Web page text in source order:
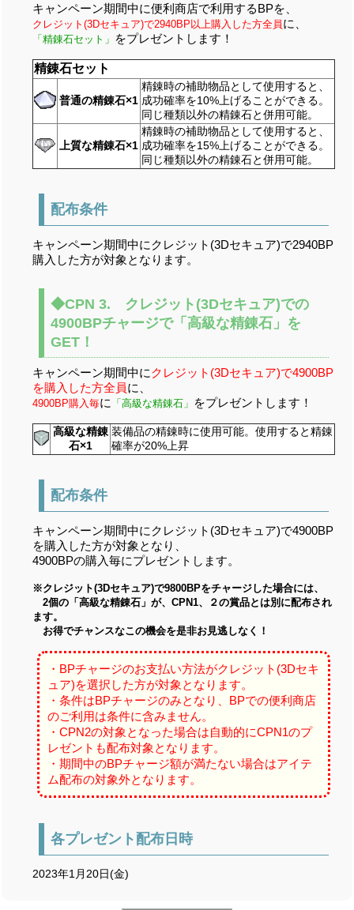
キャンペーン期間中に便利商店で利用するBPを、
クレジット(3Dセキュア)で2940BP以上購入した方全員 に、
「精錬石セット」 をプレゼントします！
精錬石セット
普通の精錬石×1
精錬時の補助物品として使用すると、
成功確率を10%上げることができる。
同じ種類以外の精錬石と併用可能。
上質な精錬石×1
精錬時の補助物品として使用すると、
成功確率を15%上げることができる。
同じ種類以外の精錬石と併用可能。
配布条件
キャンペーン期間中にクレジット(3Dセキュア)で2940BP
購入した方が対象となります。
◆CPN 3. クレジット(3Dセキュア)での
4900BPチャージで「高級な精錬石」を
GET！
キャンペーン期間中にクレジット(3Dセキュア)で4900BP
を購入した方全員に、
4900BP購入毎に 「高級な精錬石」 をプレゼントします！
高級な精錬
石×1
装備品の精錬時に使用可能。使用すると精錬
確率が20%上昇
配布条件
キャンペーン期間中にクレジット(3Dセキュア)で4900BP
を購入した方が対象となり、
4900BPの購入毎にプレゼントします。
※クレジット(3Dセキュア)で9800BPをチャージした場合には、
2個の「高級な精錬石」が、CPN1、２の賞品とは別に配布され
ます。
お得でチャンスなこの機会を是非お見逃しなく！
・BPチャージのお支払い方法がクレジット(3Dセキ
ュア)を選択した方が対象となります。
・条件はBPチャージのみとなり、BPでの便利商店
のご利用は条件に含みません。
・CPN2の対象となった場合は自動的にCPN1のプ
レゼントも配布対象となります。
・期間中のBPチャージ額が満たない場合はアイテ
ム配布の対象外となります。
各プレゼント配布日時
2023年1月20日(金)